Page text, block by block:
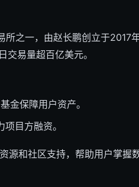
之一，由赵长鹏创立于2017
易量超百亿美元。
金保障用户资产。
目方融资。
和社区支持，帮助用户掌握